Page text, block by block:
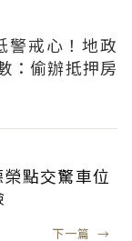
警戒心！地政
：偷辦抵押房
點交驚車位
下一篇 →